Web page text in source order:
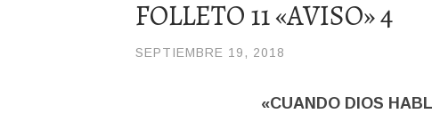
FOLLETO 11 «AVISO» 4
SEPTIEMBRE 19, 2018
«CUANDO DIOS